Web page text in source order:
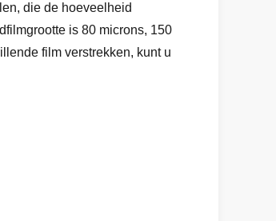
die de hoeveelheid
is 80 microns, 150
film verstrekken, kunt u